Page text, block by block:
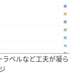
ベルなど工夫が凝ら